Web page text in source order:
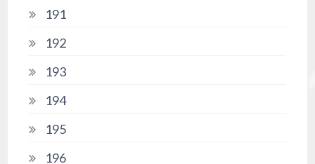
191
192
193
194
195
196